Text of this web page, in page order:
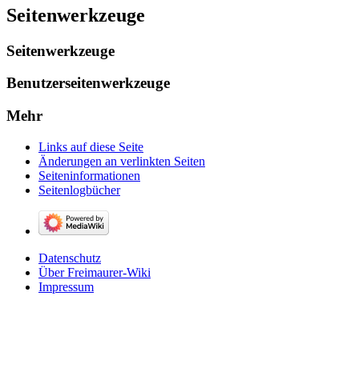
Seitenwerkzeuge
Seitenwerkzeuge
Benutzerseitenwerkzeuge
Mehr
Links auf diese Seite
Änderungen an verlinkten Seiten
Seiten­­informationen
Seitenlogbücher
Datenschutz
Über Freimaurer-Wiki
Impressum